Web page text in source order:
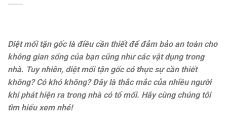
Diệt mối tận gốc là điều cần thiết để đảm bảo an toàn cho
không gian sống của bạn cũng như các vật dụng trong
nhà. Tuy nhiên, diệt mối tận gốc có thực sự cần thiết
không? Có khó không? Đây là thắc mắc của nhiều người
khi phát hiện ra trong nhà có tổ mối. Hãy cùng chúng tôi
tìm hiểu xem nhé!